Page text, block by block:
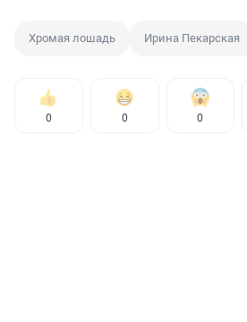
Хромая лошадь Ирина Пекарская
0 0 0